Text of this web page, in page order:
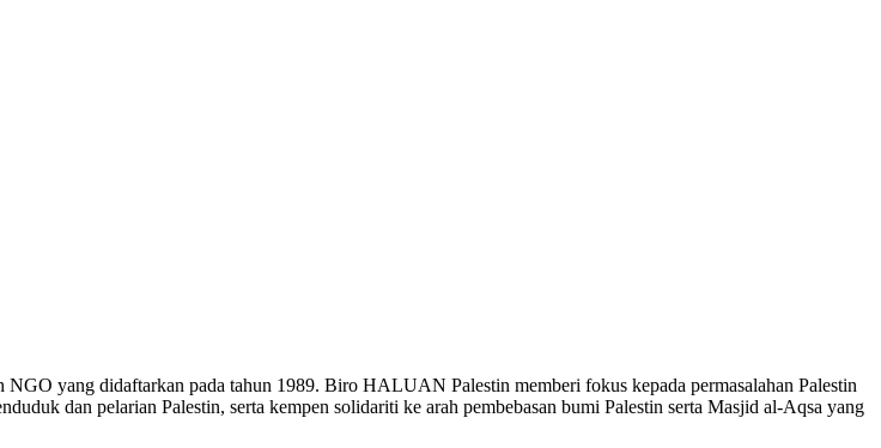
NGO yang didaftarkan pada tahun 1989. Biro HALUAN Palestin memberi fokus kepada permasalahan Palestin
dan pelarian Palestin, serta kempen solidariti ke arah pembebasan bumi Palestin serta Masjid al-Aqsa yang